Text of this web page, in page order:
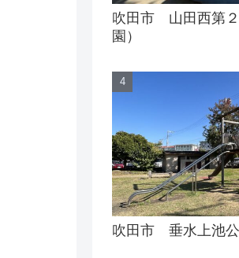
吹田市 山田西第
園）
吹田市 垂水上池